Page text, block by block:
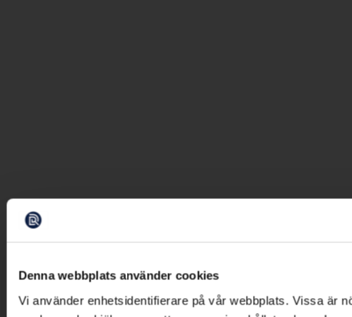
Denna webbplats använder cookies
Vi använder enhetsidentifierare på vår webbplats. Vissa är